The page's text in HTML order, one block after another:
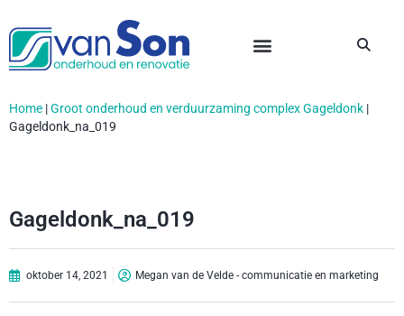
Home |Groot onderhoud en verduurzaming complex Gageldonk |
Gageldonk_na_019
Gageldonk_na_019
oktober 14, 2021 Megan van de Velde - communicatie en marketing